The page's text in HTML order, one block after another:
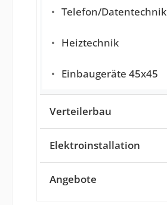
Telefon/Datentechnik
Heiztechnik
Einbaugeräte 45x45
Verteilerbau
Elektroinstallation
Angebote